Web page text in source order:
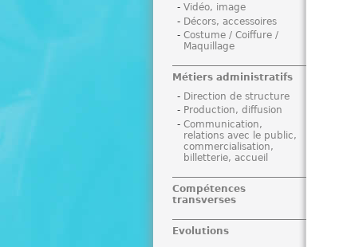
Vidéo, image
Décors, accessoires
Costume / Coiffure /
Maquillage
Métiers administratifs
Direction de structure
Production, diffusion
Communication,
relations avec le public,
commercialisation,
billetterie, accueil
Compétences
transverses
Evolutions